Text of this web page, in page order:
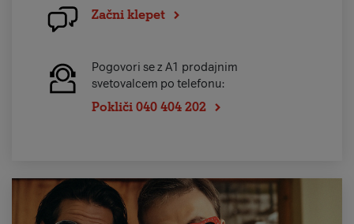
Začni klepet
Pogovori se z A1 prodajnim
svetovalcem po telefonu:
Pokliči 040 404 202